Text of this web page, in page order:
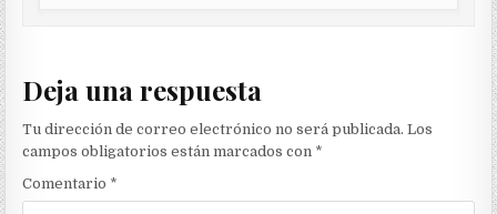
Deja una respuesta
Tu dirección de correo electrónico no será publicada. Los
campos obligatorios están marcados con *
Comentario *